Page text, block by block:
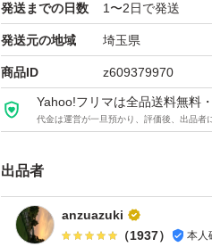
発送までの日数 1〜2日で発送
発送元の地域 埼玉県
商品ID z609379970
Yahoo!フリマは全品送料無料
代金は運営が一旦預かり、評価後、出品者
出品者
anzuazuki
（1937） 本人